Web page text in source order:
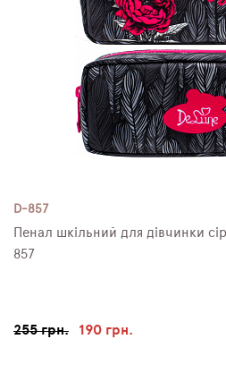
D-857
Пенал шкільний для дівчинки
857
255 грн. 190 грн.